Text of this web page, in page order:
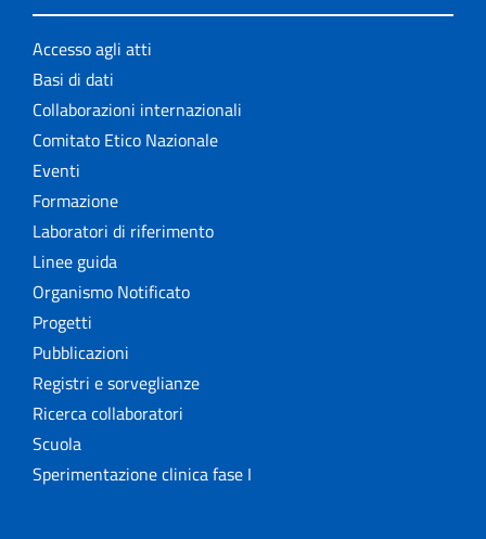
Accesso agli atti
Basi di dati
Collaborazioni internazionali
Comitato Etico Nazionale
Eventi
Formazione
Laboratori di riferimento
Linee guida
Organismo Notificato
Progetti
Pubblicazioni
Registri e sorveglianze
Ricerca collaboratori
Scuola
Sperimentazione clinica fase I